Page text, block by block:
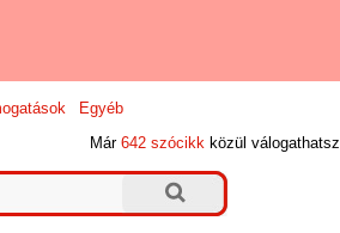
Egyéb
Már642 szócikk közül válogathatsz.